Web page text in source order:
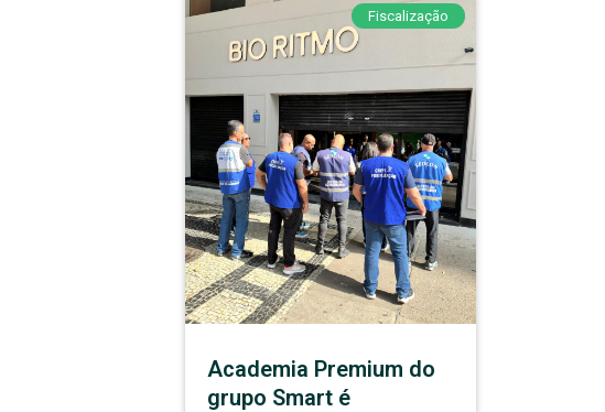
Fiscalização
Academia Premium do
grupo Smart é